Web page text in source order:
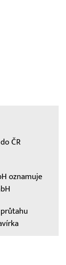
ČR
oznamuje